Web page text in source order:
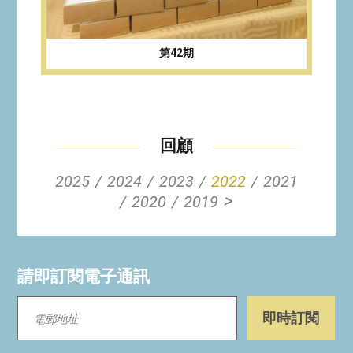
第42期
回顧
2025
2024 2023 2022
2021
2020
2019 >
請即訂閱電子通訊